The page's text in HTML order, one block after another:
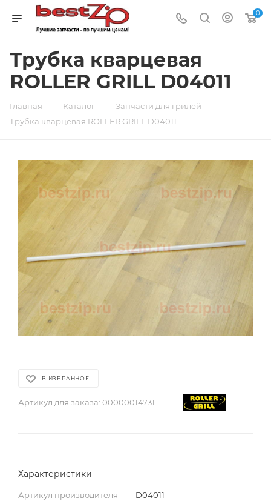
0
Трубка кварцевая
ROLLER GRILL D04011
Главная — Каталог — Запчасти для грилей —
Трубка кварцевая ROLLER GRILL D04011
В ИЗБРАННОЕ
Артикул для заказа: 00000014731
Характеристики
Артикул производителя — D04011